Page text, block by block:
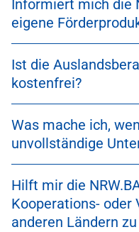
Informiert mich die
eigene
Ist die
kostenfrei?
Was mache ich,
unvollständige
Hilft mir die
Kooperations- oder
anderen Ländern